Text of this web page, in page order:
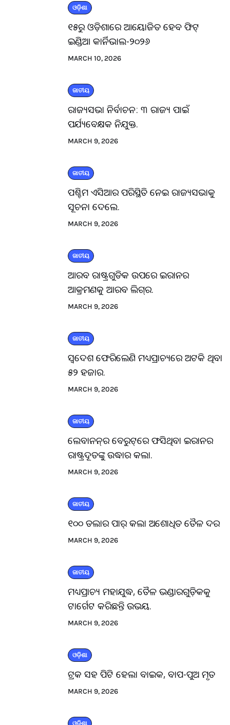
ଓଡ଼ିଶା
୧୫ରୁ ଓଡ଼ିଶାରେ ଆୟୋଜିତ ହେବ ଫିଟ୍
ଇଣ୍ଡିଆ କାର୍ନିଭାଲ-୨୦୨୬
MARCH 10, 2026
ଜାତୀୟ
ରାଜ୍ୟସଭା ନିର୍ବାଚନ: ୩ ରାଜ୍ୟ ପାଇଁ
ପର୍ଯ୍ୟବେକ୍ଷକ ନିଯୁକ୍ତ.
MARCH 9, 2026
ଜାତୀୟ
ପଶ୍ଚିମ ଏସିଆର ପରିସ୍ଥିତି ନେଇ ରାଜ୍ୟସଭାକୁ
ସୂଚନା ଦେଲେ.
MARCH 9, 2026
ଜାତୀୟ
ଆରବ ରାଷ୍ଟ୍ରଗୁଡିକ ଉପରେ ଇରାନର
ଆକ୍ରମଣକୁ ଆରବ ଲିଗ୍‌ର.
MARCH 9, 2026
ଜାତୀୟ
ସ୍ବଦେଶ ଫେରିଲେଣି ମଧ୍ୟପ୍ରାଚ୍ୟରେ ଅଟକି ଥିବା
୫୨ ହଜାର.
MARCH 9, 2026
ଜାତୀୟ
ଲେବାନନ୍‌ର ବେରୁଟ୍‌ରେ ଫସିଥିବା ଇରାନର
ରାଷ୍ଟ୍ରଦୂତଙ୍କୁ ଉଦ୍ଧାର କଲା.
MARCH 9, 2026
ଜାତୀୟ
୧୦୦ ଡଲାର ପାର୍ କଲା ଅଶୋଧିତ ତୈଳ ଦର
MARCH 9, 2026
ଜାତୀୟ
ମଧ୍ୟପ୍ରାଚ୍ୟ ମହାଯୁଦ୍ଧ, ତୈଳ ଭଣ୍ଡାରଗୁଡ଼ିକକୁ
ଟାର୍ଗେଟ କରିଛନ୍ତି ଉଭୟ.
MARCH 9, 2026
ଓଡ଼ିଶା
ଟ୍ରକ ସହ ପିଟି ହେଲା ବାଇକ, ବାପ-ପୁଅ ମୃତ
MARCH 9, 2026
ଓଡ଼ିଶା